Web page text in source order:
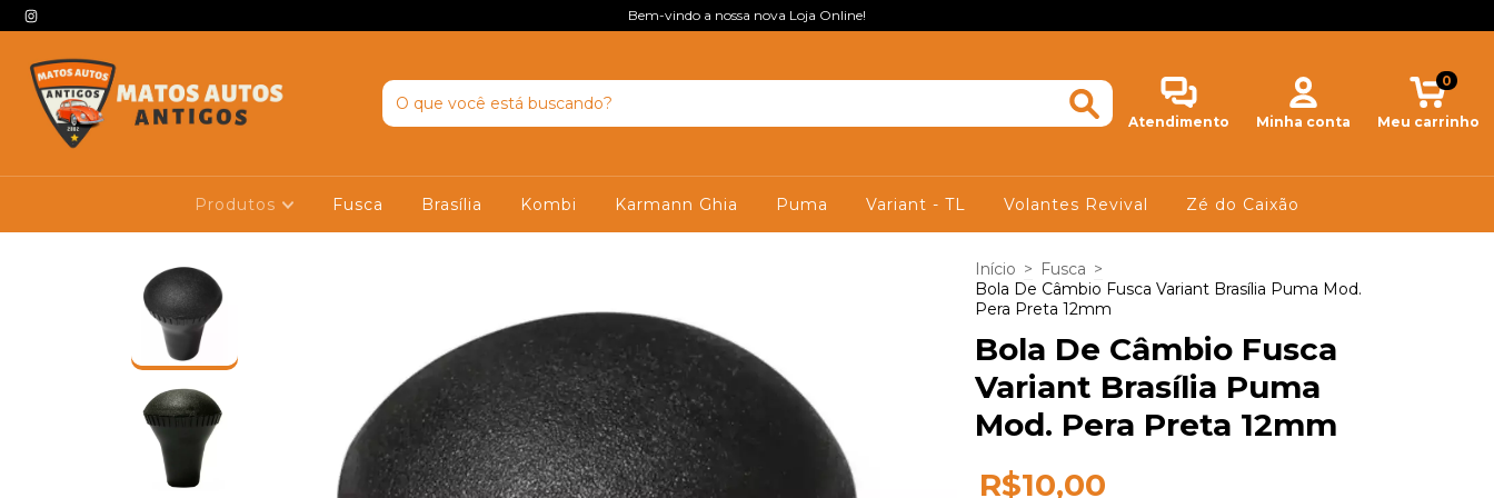
Bem-vindo a nossa nova Loja Online!
Atendimento Minha conta Meu carrinho
0
Produtos Fusca Brasília Kombi Karmann Ghia Puma Variant - TL Volantes Revival Zé do Caixão
Início > Fusca >
Bola De Câmbio Fusca Variant Brasília Puma Mod.
Pera Preta 12mm
Bola De Câmbio Fusca
Variant Brasília Puma
Mod. Pera Preta 12mm
R$10,00